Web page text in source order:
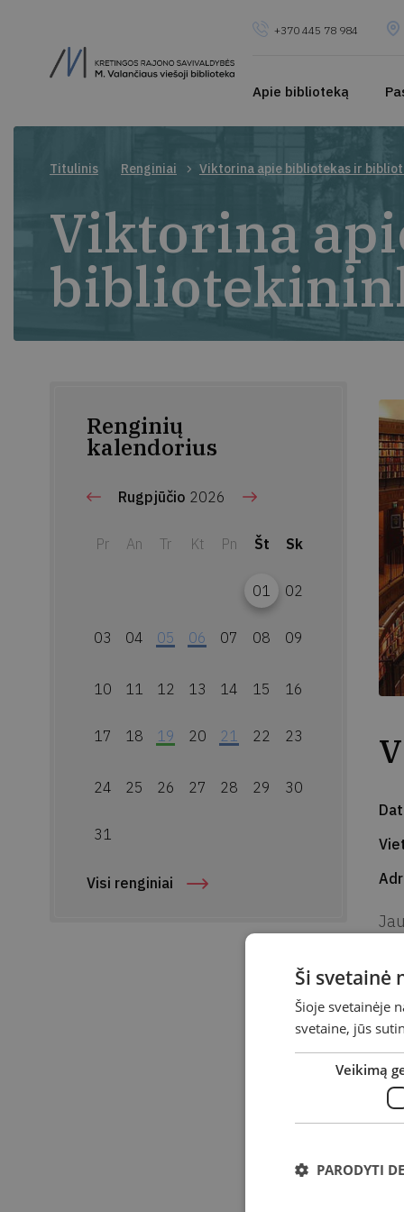
+370 445 78 984
Apie biblioteką
Titulinis Renginiai Viktorina apie bibliotekas ir
Viktorina
Renginių
kalendorius
Rugpjūčio 2026
Pr An Tr Kt Pn Št Sk
01 02
03 04 05 06 07 08 09
10 11 12 13 14 15 16
17 18 19 20 21 22 23
24 25 26 27 28 29 30
31
Visi renginiai
Ši svetainė
Šioje svetainėje
svetaine, jūs
Veikimą
PARODYTI